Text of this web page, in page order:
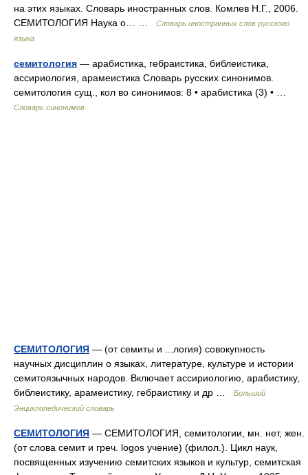
на этих языках. Словарь иностранных слов. Комлев Н.Г., 2006.
СЕМИТОЛОГИЯ Наука о… …
Словарь иностранных слов русского
языка
семитология — арабистика, гебраистика, библеистика,
ассириология, арамеистика Словарь русских синонимов.
семитология сущ., кол во синонимов: 8 • арабистика (3) • …
Словарь синонимов
СЕМИТОЛОГИЯ — (от семиты и ...логия) совокупность
научных дисциплин о языках, литературе, культуре и истории
семитоязычных народов. Включает ассириологию, арабистику,
библеистику, арамеистику, гебраистику и др …
Большой
Энциклопедический словарь
СЕМИТОЛОГИЯ — СЕМИТОЛОГИЯ, семитологии, мн. нет, жен.
(от слова семит и греч. logos учение) (филол.). Цикл наук,
посвященных изучению семитских языков и культур, семитская